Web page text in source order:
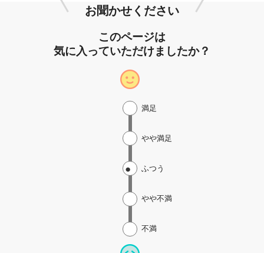
お聞かせください
このページは
気に入っていただけましたか？
不満
やや不満
ふつう
やや満足
満足